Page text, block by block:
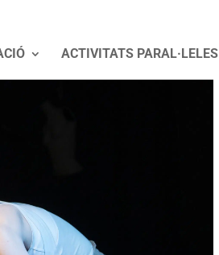
ACTIVITATS PARAL·LELES